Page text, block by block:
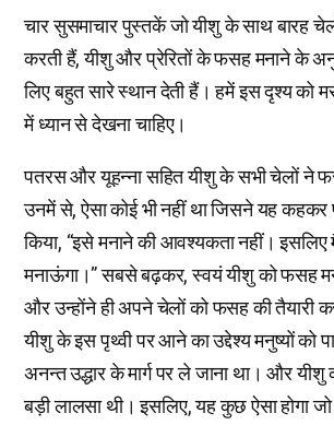
चार सुसमाचार पुस्तकें जो यीशु के साथ बारह
करती हैं, यीशु और प्रेरितों के फसह मनाने के
लिए बहुत सारे स्थान देती हैं। हमें इस दृश्य को
में ध्यान से देखना चाहिए।
पतरस और यूहन्ना सहित यीशु के सभी चेलों ने
उनमें से, ऐसा कोई भी नहीं था जिसने यह
किया, “इसे मनाने की आवश्यकता नहीं। इसलिए
मनाऊंगा।” सबसे बढ़कर, स्वयं यीशु को फसह
और उन्होंने ही अपने चेलों को फसह की तैयारी
यीशु के इस पृथ्वी पर आने का उद्देश्य मनुष्यों को
अनन्त उद्धार के मार्ग पर ले जाना था। और
बड़ी लालसा थी। इसलिए, यह कुछ ऐसा होगा जो